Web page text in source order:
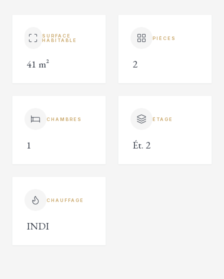
SURFACE
HABITABLE
41 m²
PIÈCES
2
CHAMBRES
1
ÉTAGE
Ét. 2
CHAUFFAGE
INDI